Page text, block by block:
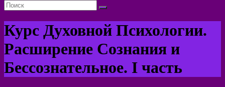
Курс Духовной Психологии.
Расширение Сознания и
Бессознательное. I часть